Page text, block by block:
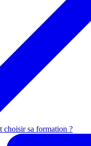
choisir sa formation ?